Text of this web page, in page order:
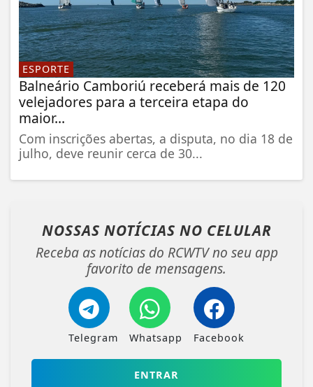
ESPORTE
Balneário Camboriú receberá mais de 120
velejadores para a terceira etapa do
maior...
Com inscrições abertas, a disputa, no dia 18 de
julho, deve reunir cerca de 30...
NOSSAS NOTÍCIAS NO CELULAR
Receba as notícias do RCWTV no seu app
favorito de mensagens.
Telegram Whatsapp Facebook
ENTRAR